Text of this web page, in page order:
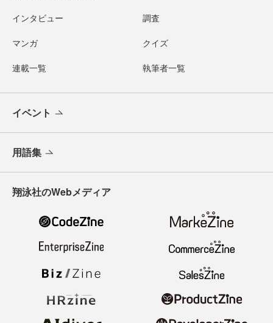
インタビュー 調査
マンガ クイズ
連載一覧 執筆者一覧
イベント
用語集
翔泳社のWebメディア